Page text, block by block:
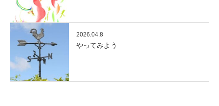
2026.04.8
やってみよう